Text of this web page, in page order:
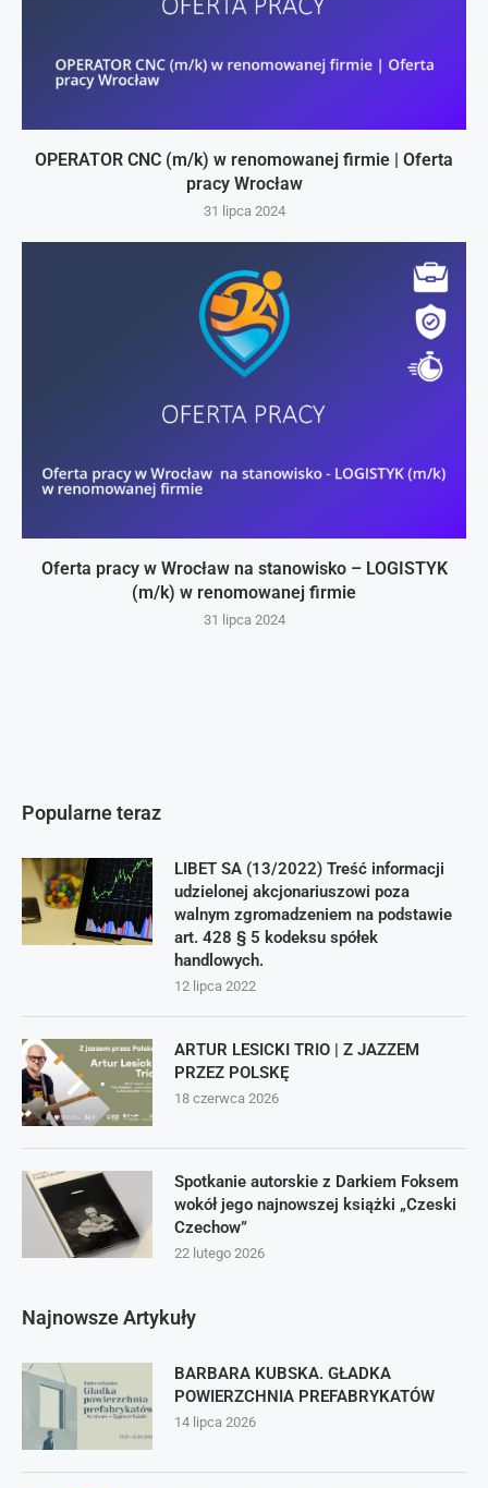
OPERATOR CNC (m/k) w renomowanej firmie | Oferta
pracy Wrocław
31 lipca 2024
Oferta pracy w Wrocław na stanowisko – LOGISTYK
(m/k) w renomowanej firmie
31 lipca 2024
Popularne teraz
LIBET SA (13/2022) Treść informacji
udzielonej akcjonariuszowi poza
walnym zgromadzeniem na podstawie
art. 428 § 5 kodeksu spółek
handlowych.
12 lipca 2022
ARTUR LESICKI TRIO | Z JAZZEM
PRZEZ POLSKĘ
18 czerwca 2026
Spotkanie autorskie z Darkiem Foksem
wokół jego najnowszej książki „Czeski
Czechow”
22 lutego 2026
Najnowsze Artykuły
BARBARA KUBSKA. GŁADKA
POWIERZCHNIA PREFABRYKATÓW
14 lipca 2026